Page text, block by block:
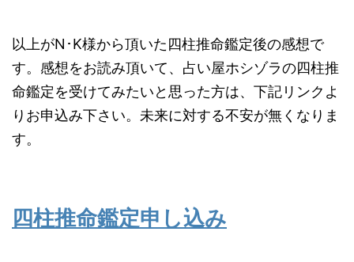
以上がN･K様から頂いた四柱推命鑑定後の感想で
す。感想をお読み頂いて、占い屋ホシゾラの四柱推
命鑑定を受けてみたいと思った方は、下記リンクよ
りお申込み下さい。未来に対する不安が無くなりま
す。
四柱推命鑑定申し込み